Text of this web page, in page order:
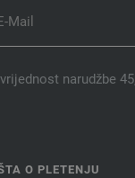
narudžbe
O PLETENJU